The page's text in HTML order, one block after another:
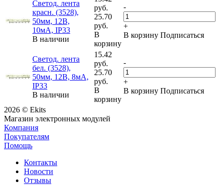
Светод. лента
красн. (3528),
50мм, 12В,
10мА, IP33
В наличии
руб.
25.70
руб.
В
корзину
-
+
В корзину Подписаться
Светод. лента
бел. (3528),
50мм, 12В, 8мА,
IP33
В наличии
15.42
руб.
25.70
руб.
В
корзину
-
+
В корзину Подписаться
2026 © Ekits
Магазин электронных модулей
Компания
Покупателям
Помощь
Контакты
Новости
Отзывы